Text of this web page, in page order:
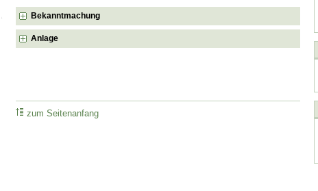
Bekanntmachung
Anlage
zum Seitenanfang